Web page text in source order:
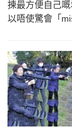
揀最方便自己
以唔使驚會「